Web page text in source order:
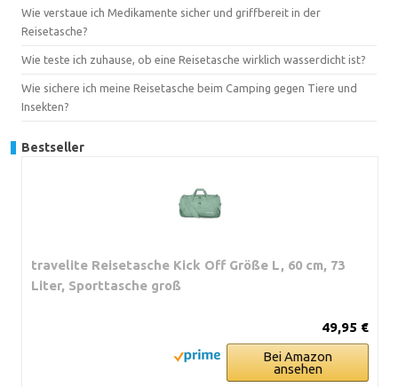
Wie verstaue ich Medikamente sicher und griffbereit in der
Reisetasche?
Wie teste ich zuhause, ob eine Reisetasche wirklich wasserdicht ist?
Wie sichere ich meine Reisetasche beim Camping gegen Tiere und
Insekten?
Bestseller
travelite Reisetasche Kick Off Größe L, 60 cm, 73
Liter, Sporttasche groß
49,95 €
Bei Amazon
ansehen